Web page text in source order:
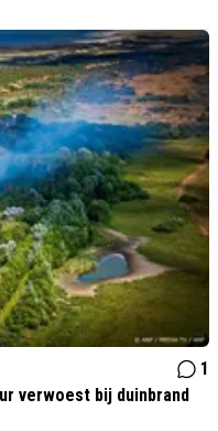
1
verwoest bij duinbrand